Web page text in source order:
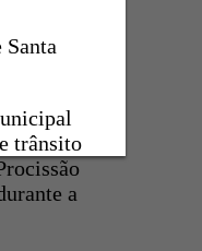
trânsito
a